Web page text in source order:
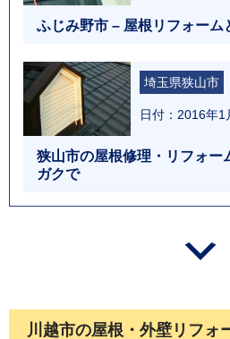
ふじみ野市 – 屋根リフォーム
埼玉県狭山市
日付：2016年1
狭山市の屋根修理・リフォー
ガクで
川越市の屋根・外壁リフォ